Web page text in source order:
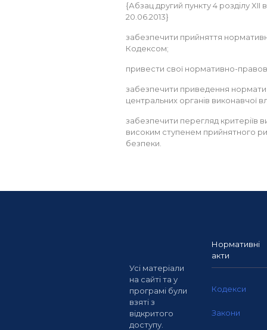
{Абзац другий пункту 4 розділу XII
20.06.2013}
забезпечити прийняття
Кодексом;
привести свої нормативно-
забезпечити приведення
центральних органів виконавчої
забезпечити перегляд критеріїв
високим ступенем прийнятного
безпеки.
Усі матеріали
на сайті та у
програмі були
взяті з
відкритого
доступу.
Нормативні
акти
Кодекси
Закони